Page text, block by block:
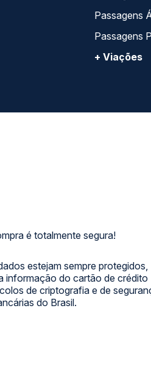
Passagens
Passagens
+ Viações
é totalmente segura!
estejam sempre protegidos,
informação do cartão de crédito
de criptografia e de
do Brasil.